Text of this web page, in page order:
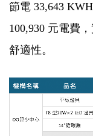
節電 33,643 KWH
100,930 元電費
舒適性。